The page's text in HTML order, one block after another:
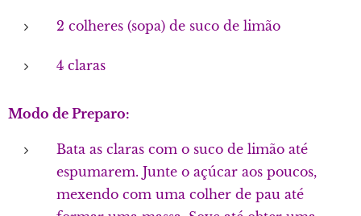
2 colheres (sopa) de suco de limão
4 claras
Modo de Preparo:
Bata as claras com o suco de limão até
espumarem. Junte o açúcar aos poucos,
mexendo com uma colher de pau até